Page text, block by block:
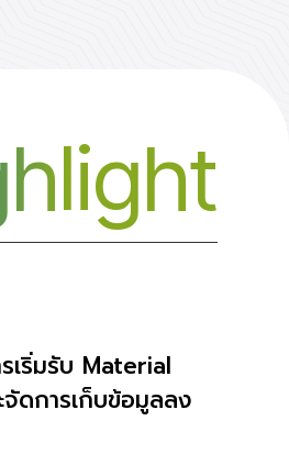
เริ่มรับ Material
ดการเก็บข้อมูลลง